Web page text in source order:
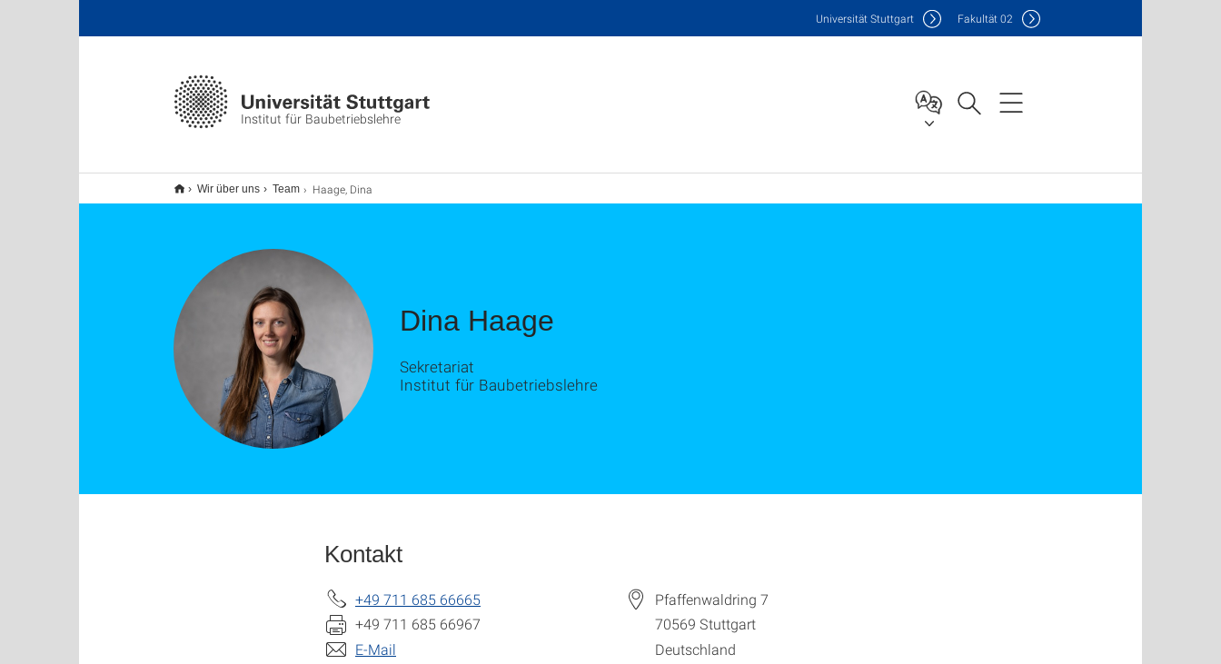
Institut für Baubetriebslehre
Universität Stuttgart Fakultät02
Wir über uns Team Haage, Dina
Dina Haage
Sekretariat
Institut für Baubetriebslehre
Kontakt
+49 711 685 66665
+49 711 685 66967
E-Mail
Pfaffenwaldring 7
70569 Stuttgart
Deutschland